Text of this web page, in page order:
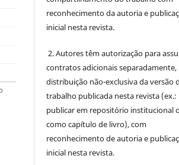
reconhecimento da autoria e
inicial nesta revista.
2. Autores têm autorização para
contratos adicionais separadamente,
distribuição não-exclusiva da versão
trabalho publicada nesta revista (ex.:
publicar em repositório institucional
como capítulo de livro), com
reconhecimento de autoria e
inicial nesta revista.